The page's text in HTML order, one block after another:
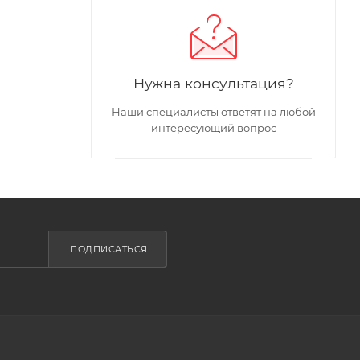
Нужна консультация?
Наши специалисты ответят на любой
интересующий вопрос
ПОДПИСАТЬСЯ